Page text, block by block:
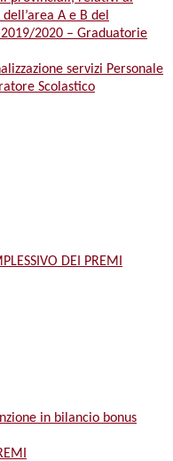
A e B del
2019/2020 – Graduatorie
servizi Personale
Scolastico
DEI PREMI
in bilancio bonus